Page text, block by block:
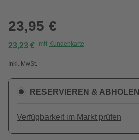
23,95 €
23,23 € mit Kundenkarte
Inkl. MwSt.
RESERVIEREN & ABHOLEN
Verfügbarkeit im Markt prüfen